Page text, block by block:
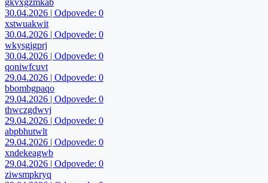
gkvxgzmkab
30.04.2026 | Odpovede: 0
xstwuakwit
30.04.2026 | Odpovede: 0
wkysgjgprj
30.04.2026 | Odpovede: 0
qoniwfcuvt
29.04.2026 | Odpovede: 0
bbombgpaqo
29.04.2026 | Odpovede: 0
thwczgdwvj
29.04.2026 | Odpovede: 0
abpbhutwlt
29.04.2026 | Odpovede: 0
xndekeagwb
29.04.2026 | Odpovede: 0
ziwsmpkryq